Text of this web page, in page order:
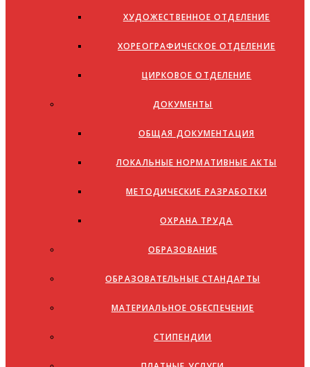
ХУДОЖЕСТВЕННОЕ ОТДЕЛЕНИЕ
ХОРЕОГРАФИЧЕСКОЕ ОТДЕЛЕНИЕ
ЦИРКОВОЕ ОТДЕЛЕНИЕ
ДОКУМЕНТЫ
ОБЩАЯ ДОКУМЕНТАЦИЯ
ЛОКАЛЬНЫЕ НОРМАТИВНЫЕ АКТЫ
МЕТОДИЧЕСКИЕ РАЗРАБОТКИ
ОХРАНА ТРУДА
ОБРАЗОВАНИЕ
ОБРАЗОВАТЕЛЬНЫЕ СТАНДАРТЫ
МАТЕРИАЛЬНОЕ ОБЕСПЕЧЕНИЕ
СТИПЕНДИИ